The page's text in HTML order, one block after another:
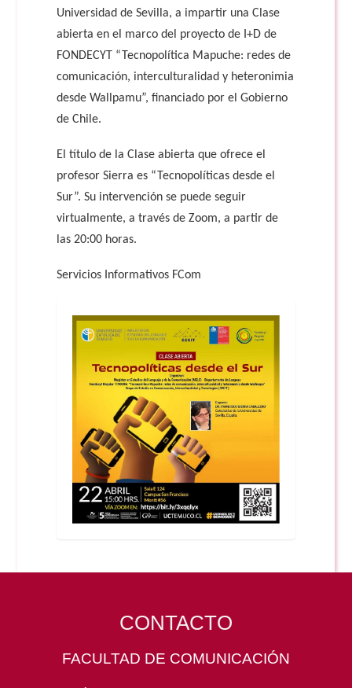
Universidad de Sevilla, a impartir una Clase
abierta en el marco del proyecto de I+D de
FONDECYT “Tecnopolítica Mapuche: redes de
comunicación, interculturalidad y heteronimia
desde Wallpamu”, financiado por el Gobierno
de Chile.
El título de la Clase abierta que ofrece el
profesor Sierra es “Tecnopolíticas desde el
Sur”. Su intervención se puede seguir
virtualmente, a través de Zoom, a partir de
las 20:00 horas.
Servicios Informativos FCom
CONTACTO
FACULTAD DE COMUNICACIÓN